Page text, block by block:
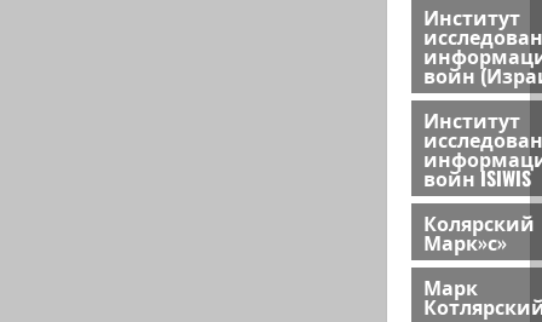
Институт
войн
Институт
войн ISIWIS
Колярский
Марк»с»
Марк